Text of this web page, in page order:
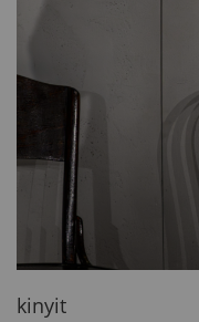
kinyit